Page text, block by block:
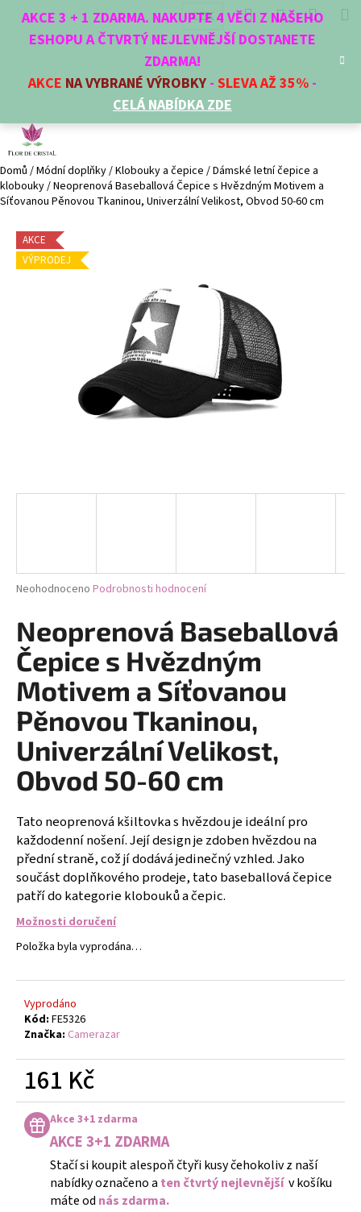
AKCE 3 + 1 ZDARMA. NAKUPTE 4 VĚCI Z NAŠEHO
ESHOPU A ČTVRTÝ NEJLEVNĚJŠÍ DOSTANETE
ZDARMA!
AKCE NA VYBRANÉ VÝROBKY - SLEVA AŽ 35% -
CELÁ NABÍDKA ZDE
CZK HledatPřihlášení
Domů /Módní doplňky/Klobouky a čepice /Dámské letní čepice a
klobouky/Neoprenová Baseballová Čepice s Hvězdným Motivem a
Síťovanou Pěnovou Tkaninou, Univerzální Velikost, Obvod 50-60 cm
Průměrné
produktu
je
0,0
z
5
hvězdiček.
Neohodnoceno Podrobnosti hodnocení
Neoprenová Baseballová
Čepice s Hvězdným
Motivem a Síťovanou
Pěnovou Tkaninou,
Univerzální Velikost,
Obvod 50-60 cm
Tato neoprenová kšiltovka s hvězdou je ideální pro
každodenní nošení. Její design je zdoben hvězdou na
přední straně, což jí dodává jedinečný vzhled. Jako
součást doplňkového prodeje, tato baseballová čepice
patří do kategorie klobouků a čepic.
Možnosti doručení
Položka byla vyprodána…
Vyprodáno
Kód: FE5326
Značka: Camerazar
161 Kč
Měrná
cena:Akce 3+1 zdarma
AKCE 3+1 ZDARMA
Stačí si koupit alespoň čtyři kusy čehokoliv z naší
nabídky označeno a ten čtvrtý nejlevnější v košíku
máte od nás zdarma.
AKCE
VÝPRODEJ
Zpět
Zpět
p
o
t
ř
b
u
j
D
o
p
o
r
u
č
u
j
e
m
e
DĚTSKÉ
STŘÍBRNÉ
NÁUŠNICE
VÁŽKA
249